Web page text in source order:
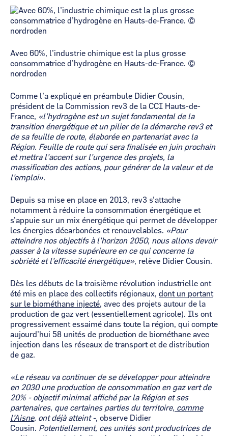
Avec 60%, l’industrie chimique est la plus grosse
consommatrice d’hydrogène en Hauts-de-France. ©
nordroden
Comme l’a expliqué en préambule Didier Cousin,
président de la Commission rev3 de la CCI Hauts-de-
France, «l’hydrogène est un sujet fondamental de la
transition énergétique et un pilier de la démarche rev3 et
de sa feuille de route, élaborée en partenariat avec la
Région. Feuille de route qui sera finalisée en juin prochain
et mettra l’accent sur l’urgence des projets, la
massification des actions, pour générer de la valeur et de
l’emploi».
Depuis sa mise en place en 2013, rev3 s’attache
notamment à réduire la consommation énergétique et
s’appuie sur un mix énergétique qui permet de développer
les énergies décarbonées et renouvelables. «Pour
atteindre nos objectifs à l’horizon 2050, nous allons devoir
passer à la vitesse supérieure en ce qui concerne la
sobriété et l’efficacité énergétique», relève Didier Cousin.
Dès les débuts de la troisième révolution industrielle ont
été mis en place des collectifs régionaux, dont un portant
sur le biométhane injecté, avec des projets autour de la
production de gaz vert (essentiellement agricole). Ils ont
progressivement essaimé dans toute la région, qui compte
aujourd’hui 58 unités de production de biométhane avec
injection dans les réseaux de transport et de distribution
de gaz.
«Le réseau va continuer de se développer pour atteindre
en 2030 une production de consommation en gaz vert de
20% - objectif minimal affiché par la Région et ses
partenaires, que certaines parties du territoire, comme
l’Aisne, ont déjà atteint -, observe Didier
Cousin. Potentiellement, ces unités sont productrices de